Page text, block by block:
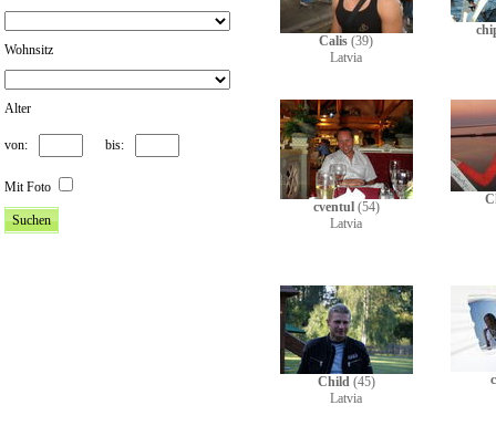
Wohnsitz
Alter
von: bis:
Mit Foto
Calis (39)
Latvia
cventul (54)
Latvia
Child (45)
Latvia